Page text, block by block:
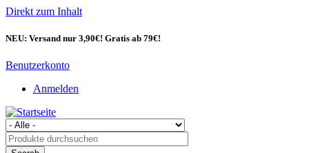
Direkt zum Inhalt
NEU: Versand nur 3,90€! Gratis ab 79€!
Benutzerkonto
Anmelden